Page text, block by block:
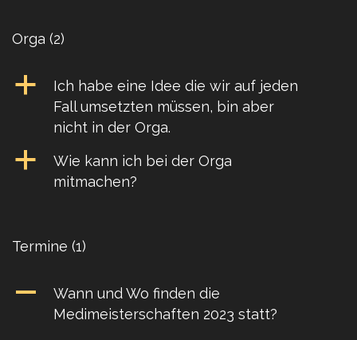
Orga (2)
a
Ich habe eine Idee die wir auf jeden
Fall umsetzten müssen, bin aber
nicht in der Orga.
a
Wie kann ich bei der Orga
mitmachen?
Termine (1)
A
Wann und Wo finden die
Medimeisterschaften 2023 statt?